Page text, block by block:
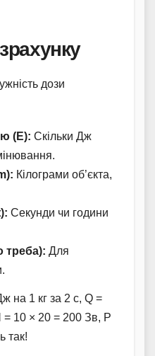
дози
(E): Скільки Дж
Кілограми об’єкта,
Секунди чи години
треба): Для
на 1 кг за 2 с, Q =
= 10 × 20 = 200 Зв, P
так!